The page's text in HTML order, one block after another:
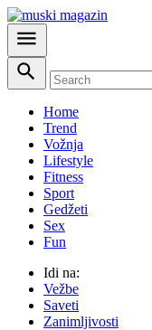
Home
Trend
Vožnja
Lifestyle
Fitness
Sport
Gedžeti
Sex
Fun
Idi na:
Vežbe
Saveti
Zanimljivosti